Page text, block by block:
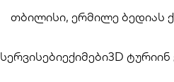
თბილისი, ერმილე ბედიას
სერვისებიექიმები3D ტურიინ